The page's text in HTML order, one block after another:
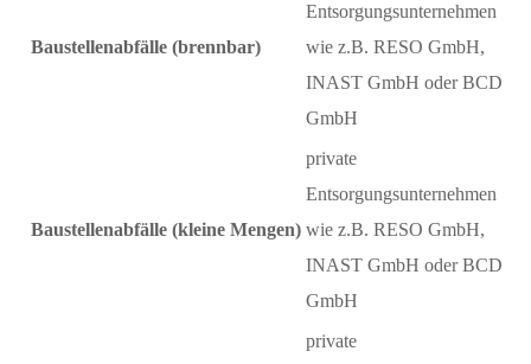
Baustellenabfälle (brennbar)
Entsorgungsunternehmen
wie z.B. RESO GmbH,
INAST GmbH oder BCD
GmbH
Baustellenabfälle (kleine Mengen)
private
Entsorgungsunternehmen
wie z.B. RESO GmbH,
INAST GmbH oder BCD
GmbH
private